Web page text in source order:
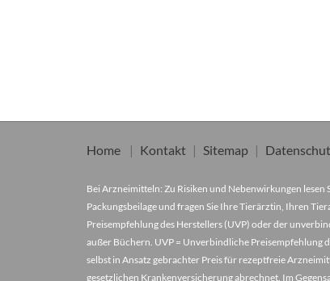
Home Kontakt Sitemap
Bei Arzneimitteln: Zu Risiken und Nebenwirkungen
Packungsbeilage und fragen Sie Ihre Tierärztin, Ihren
Preisempfehlung des Herstellers (UVP) oder der
außer Büchern. UVP = Unverbindliche Preisempfehlung
selbst in Ansatz gebrachter Preis für rezeptfreie
gesetzlichen Krankenversicherung abrechnet. Im